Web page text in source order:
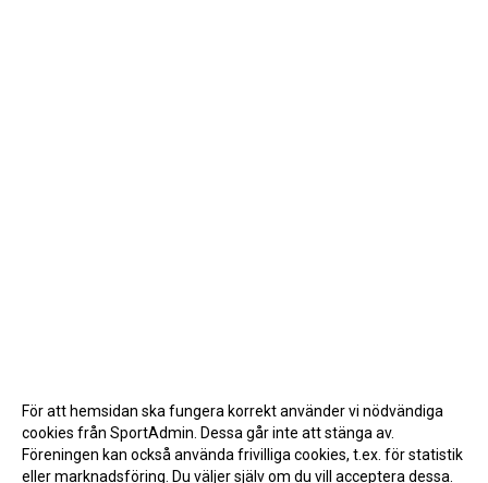
För att hemsidan ska fungera korrekt använder vi nödvändiga
cookies från SportAdmin. Dessa går inte att stänga av.
Föreningen kan också använda frivilliga cookies, t.ex. för statistik
eller marknadsföring. Du väljer själv om du vill acceptera dessa.